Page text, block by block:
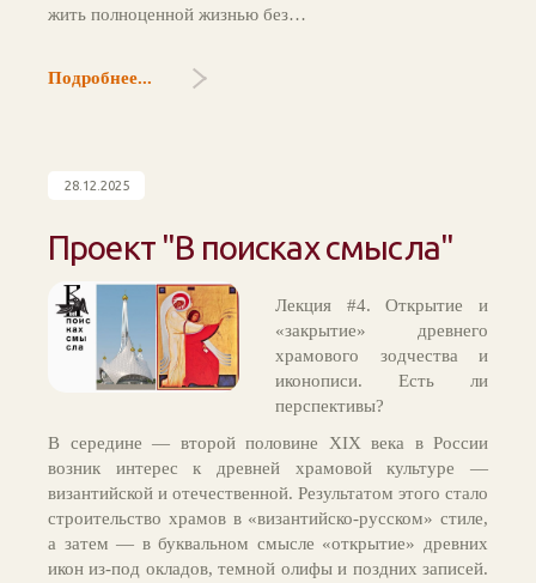
жить полноценной жизнью без…
Подробнее...
28.12.2025
Проект "В поисках смысла"
Лекция #4. Открытие и
«закрытие» древнего
храмового зодчества и
иконописи. Есть ли
перспективы?
В середине — второй половине XIX века в России
возник интерес к древней храмовой культуре —
византийской и отечественной. Результатом этого стало
строительство храмов в «византийско-русском» стиле,
а затем — в буквальном смысле «открытие» древних
икон из-под окладов, темной олифы и поздних записей.